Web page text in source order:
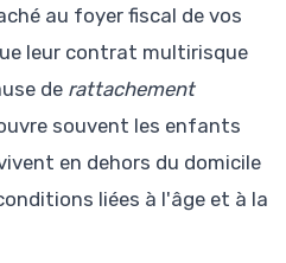
au foyer fiscal de vos
leur contrat multirisque
de rattachement
souvent les enfants
en dehors du domicile
liées à l'âge et à la